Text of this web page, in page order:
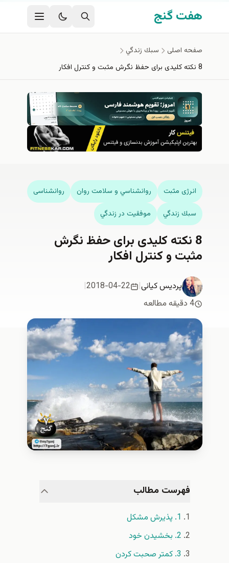
رفتن به محتوای اصلی
هفت گنج
صفحه اصلی
سبك زندگي
8 نکته کلیدی برای حفظ نگرش مثبت و کنترل افکار
انرژی مثبت روانشناسي و سلامت روان
روانشناسی
سبك زندگي
موفقيت در زندگي
8 نکته کلیدی برای حفظ نگرش
مثبت و کنترل افکار
پردیس کیانی|
2018-04-22
|
4 دقیقه مطالعه
فهرست مطالب
1. پذیرش مشکل
2. بخشیدن خود
3. کمتر صحبت کردن